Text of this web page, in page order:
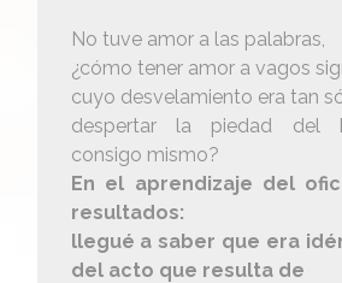
No tuve amor a las palabras,
¿cómo tener amor a vagos
cuyo desvelamiento era tan
despertar la piedad del
consigo mismo?
En el aprendizaje del
resultados:
llegué a saber que era
del acto que resulta de